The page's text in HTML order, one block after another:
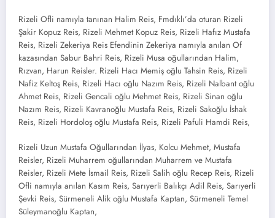
Rizeli Ofli namıyla tanınan Halim Reis, Fmdıklı’da oturan Rizeli
Şakir Kopuz Reis, Rizeli Mehmet Kopuz Reis, Rizeli Hafız Mustafa
Reis, Rizeli Zekeriya Reis Efendinin Zekeriya namıyla anılan Of
kazasından Sabur Bahri Reis, Rizeli Musa oğullarından Halim,
Rızvan, Harun Reisler. Rizeli Hacı Memiş oğlu Tahsin Reis, Rizeli
Nafiz Keltoş Reis, Rizeli Hacı oğlu Nazım Reis, Rizeli Nalbant oğlu
Ahmet Reis, Rizeli Gencali oğlu Mehmet Reis, Rizeli Sinan oğlu
Nazım Reis, Rizeli Kavranoğlu Mustafa Reis, Rizeli Sakoğlu İshak
Reis, Rizeli Hordoloş oğlu Mustafa Reis, Rizeli Pafuli Hamdi Reis,
Rizeli Uzun Mustafa Oğullarından İlyas, Kolcu Mehmet, Mustafa
Reisler, Rizeli Muharrem oğullarından Muharrem ve Mustafa
Reisler, Rizeli Mete İsmail Reis, Rizeli Salih oğlu Recep Reis, Rizeli
Ofli namıyla anılan Kasım Reis, Sarıyerli Balıkçı Adil Reis, Sarıyerli
Şevki Reis, Sürmeneli Alik oğlu Mustafa Kaptan, Sürmeneli Temel
Süleymanoğlu Kaptan,